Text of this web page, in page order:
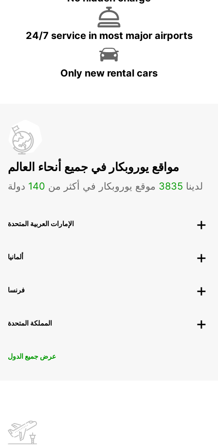
24/7 service in most major airports
Only new rental cars
مواقع يوروبكار في جميع أنحاء العالم
لدينا 3835 موقع يوروبكار في أكثر من 140 دولة
الإمارات العربية المتحدة
ألمانيا
فرنسا
المملكة المتحدة
عرض جميع الدول